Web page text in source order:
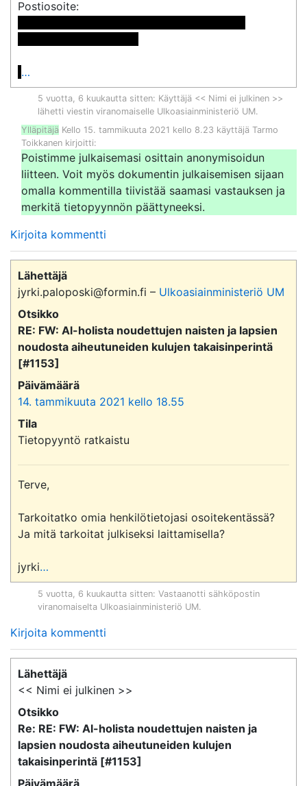
…
5 vuotta, 6 kuukautta sitten: Käyttäjä << Nimi ei julkinen >>
lähetti viestin viranomaiselle Ulkoasiainministeriö UM.
Ylläpitäjä Kello 15. tammikuuta 2021 kello 8.23 käyttäjä Tarmo
Toikkanen kirjoitti:
Poistimme julkaisemasi osittain anonymisoidun
liitteen. Voit myös dokumentin julkaisemisen sijaan
omalla kommentilla tiivistää saamasi vastauksen ja
merkitä tietopyynnön päättyneeksi.
Kirjoita kommentti
Lähettäjä
jyrki.paloposki@formin.fi – Ulkoasiainministeriö UM
Otsikko
RE: FW: Al-holista noudettujen naisten ja lapsien
noudosta aiheutuneiden kulujen takaisinperintä
[#1153]
Päivämäärä
14. tammikuuta 2021 kello 18.55
Tila
Tietopyyntö ratkaistu
Terve,
Tarkoitatko omia henkilötietojasi osoitekentässä?
Ja mitä tarkoitat julkiseksi laittamisella?
jyrki…
5 vuotta, 6 kuukautta sitten: Vastaanotti sähköpostin
viranomaiselta Ulkoasiainministeriö UM.
Kirjoita kommentti
Lähettäjä
<< Nimi ei julkinen >>
Otsikko
Re: RE: FW: Al-holista noudettujen naisten ja
lapsien noudosta aiheutuneiden kulujen
takaisinperintä [#1153]
Päivämäärä